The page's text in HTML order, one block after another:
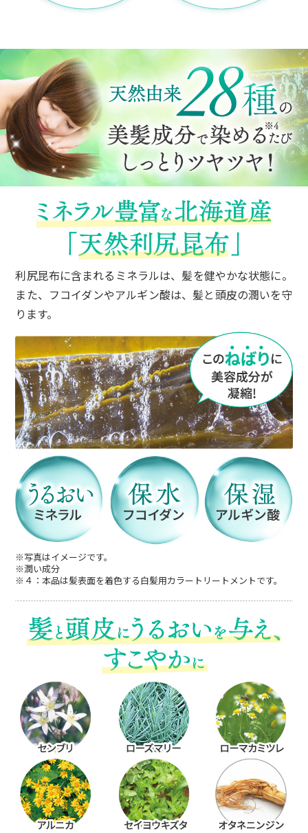
一番よく染まりました。嫌な香りもなく手に
ついても落ちます。カラートリートメントの
出てくる部分が硬いので残り少なくなったと
き出しにくいことだけが難点です。
50代女性
白髪が見事に染まってくれるので、私の若作
りの必須アイテムになっています！
トリートメントタイプなので、髪もしっとり
します！
地肌のかゆみに悩まされていて、検索から利
尻ヘアーカラートリートメントを知りまし
た。
肌にやさしいものを探していました。
利尻ヘアカラートリートメント、肌に優しい
使い心地で、簡単ですね。
不器用なので使い捨て手袋をつけて、お風呂
場でクシを使わずに手で乾いた髪につけてい
ます。
オールバックにする感じで馴染ませて、ヘア
ーキャップをかぶって湯船で温まった後、身
体を先に洗ってから流しています。
週に一回、トリートメントがわりに使ってい
るのでとにかく楽です。
50代女性
バースデー割で長年まとめ購入しています。
ヘアカラートリートメントの割にもちもよい
し、サラサラな髪触りも気に入っています。
ライトブラウンとナチュラルブラウンは軽め
の色合いで良いのですが、白髪のキラキラ感
がめだちます。ダークブラウンはしっかり色
がつきすぎてちょっとおしゃれ感が・・・ト
リートメント剤感覚で、ローテーションで使
っています。
50代女性
いつも誕生月にまとめて購入しています。色
利尻昆布に含まれるミネラルは、髪を健やかな状態に。
また、フコイダンやアルギン酸は、髪と頭皮の潤いを守
ります。
※写真はイメージです。
※潤い成分
※４：本品は髪表面を着色する白髪用カラートリートメントです。